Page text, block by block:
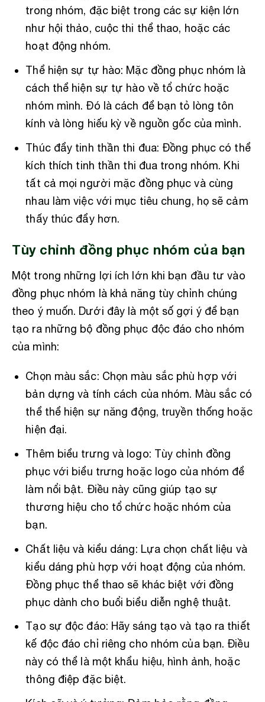
trong nhóm, đặc biệt trong các sự kiện lớn
như hội thảo, cuộc thi thể thao, hoặc các
hoạt động nhóm.
Thể hiện sự tự hào: Mặc đồng phục nhóm là
cách thể hiện sự tự hào về tổ chức hoặc
nhóm mình. Đó là cách để bạn tỏ lòng tôn
kính và lòng hiếu kỳ về nguồn gốc của mình.
Thúc đẩy tinh thần thi đua: Đồng phục có thể
kích thích tinh thần thi đua trong nhóm. Khi
tất cả mọi người mặc đồng phục và cùng
nhau làm việc với mục tiêu chung, họ sẽ cảm
thấy thúc đẩy hơn.
Tùy chỉnh đồng phục nhóm của bạn
Một trong những lợi ích lớn khi bạn đầu tư vào
đồng phục nhóm là khả năng tùy chỉnh chúng
theo ý muốn. Dưới đây là một số gợi ý để bạn
tạo ra những bộ đồng phục độc đáo cho nhóm
của mình:
Chọn màu sắc: Chọn màu sắc phù hợp với
bản dựng và tính cách của nhóm. Màu sắc có
thể thể hiện sự năng động, truyền thống hoặc
hiện đại.
Thêm biểu trưng và logo: Tùy chỉnh đồng
phục với biểu trưng hoặc logo của nhóm để
làm nổi bật. Điều này cũng giúp tạo sự
thương hiệu cho tổ chức hoặc nhóm của
bạn.
Chất liệu và kiểu dáng: Lựa chọn chất liệu và
kiểu dáng phù hợp với hoạt động của nhóm.
Đồng phục thể thao sẽ khác biệt với đồng
phục dành cho buổi biểu diễn nghệ thuật.
Tạo sự độc đáo: Hãy sáng tạo và tạo ra thiết
kế độc đáo chỉ riêng cho nhóm của bạn. Điều
này có thể là một khẩu hiệu, hình ảnh, hoặc
thông điệp đặc biệt.